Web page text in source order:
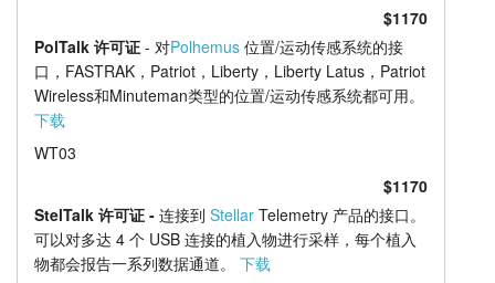
$1170
PolTalk 许可证- 对Polhemus位置/运动传感系统的接
口，FASTRAK，Patriot，Liberty，Liberty Latus，Patriot
Wireless和Minuteman类型的位置/运动传感系统都可用。
下载
WT03
$1170
StelTalk 许可证 - 连接到 StellarTelemetry 产品的接口。
可以对多达 4 个 USB 连接的植入物进行采样，每个植入
物都会报告一系列数据通道。 下载